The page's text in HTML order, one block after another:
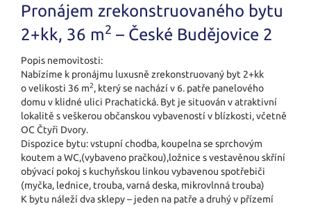
Pronájem zrekonstruovaného bytu
2+kk, 36 m2 – České Budějovice 2
Popis nemovitosti:
Nabízíme k pronájmu luxusně zrekonstruovaný byt 2+kk
o velikosti 36 m2, který se nachází v 6. patře panelového
domu v klidné ulici Prachatická. Byt je situován v atraktivní
lokalitě s veškerou občanskou vybaveností v blízkosti, včetně
OC Čtyři Dvory.
Dispozice bytu: vstupní chodba, koupelna se sprchovým
koutem a WC,(vybaveno pračkou),ložnice s vestavěnou skříní
obývací pokoj s kuchyňskou linkou vybavenou spotřebiči
(myčka, lednice, trouba, varná deska, mikrovlnná trouba)
K bytu náleží dva sklepy – jeden na patře a druhý v přízemí